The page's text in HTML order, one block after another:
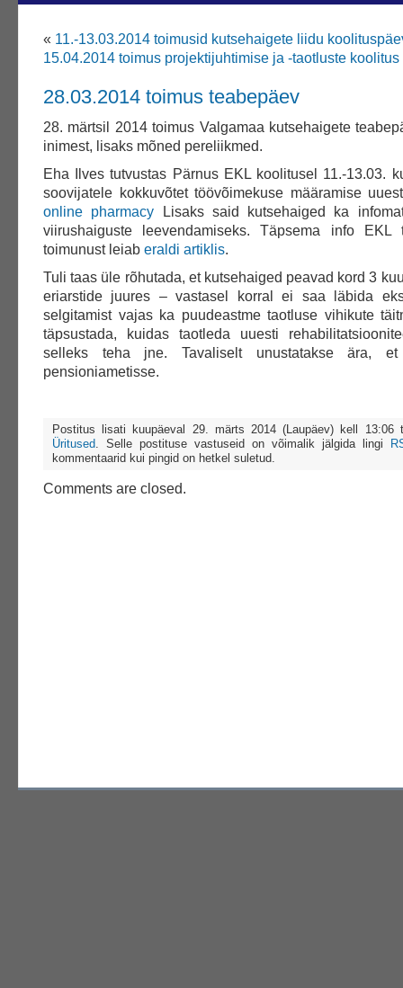
« 11.-13.03.2014 toimusid kutsehaigete liidu
15.04.2014 toimus projektijuhtimise ja -taotluste koolitus
28.03.2014 toimus teabepäev
28. märtsil 2014 toimus Valgamaa kutsehaigete
inimest, lisaks mõned pereliikmed.
Eha Ilves tutvustas Pärnus EKL koolitusel 11.-13.03.
soovijatele kokkuvõtet töövõimekuse määramise
online pharmacy Lisaks said kutsehaiged ka
viirushaiguste leevendamiseks. Täpsema info EKL
toimunust leiab eraldi artiklis.
Tuli taas üle rõhutada, et kutsehaiged peavad kord 3
eriarstide juures – vastasel korral ei saa läbida
selgitamist vajas ka puudeastme taotluse vihikute
täpsustada, kuidas taotleda uuesti
selleks teha jne. Tavaliselt unustatakse ära,
pensioniametisse.
Postitus lisati kuupäeval 29. märts 2014 (Laupäev) kell 13:06
Üritused. Selle postituse vastuseid on võimalik jälgida lingi
kommentaarid kui pingid on hetkel suletud.
Comments are closed.